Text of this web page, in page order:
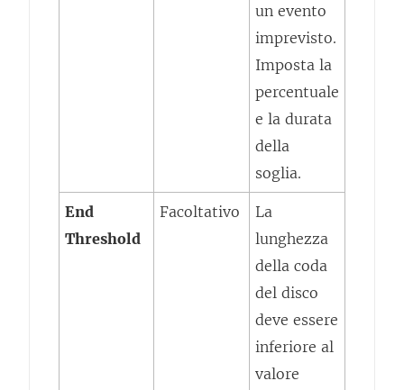
un evento
imprevisto.
Imposta la
percentuale
e la durata
della
soglia.
End
Threshold
Facoltativo
La
lunghezza
della coda
del disco
deve essere
inferiore al
valore